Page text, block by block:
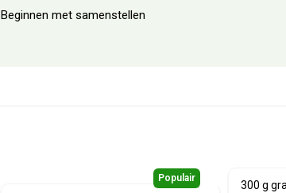
Beginnen met samenstellen
Populair
300 g